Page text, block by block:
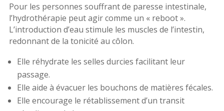
Pour les personnes souffrant de paresse intestinale,
l’hydrothérapie peut agir comme un « reboot ».
L’introduction d’eau stimule les muscles de l’intestin,
redonnant de la tonicité au côlon.
Elle réhydrate les selles durcies facilitant leur
passage.
Elle aide à évacuer les bouchons de matières fécales.
Elle encourage le rétablissement d’un transit